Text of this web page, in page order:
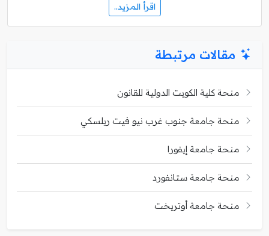
اقرأ المزيد..
مقالات مرتبطة
منحة كلية الكويت الدولية للقانون
منحة جامعة جنوب غرب نيو فيت ريلسكي
منحة جامعة إيفورا
منحة جامعة ستانفورد
منحة جامعة أوتريخت